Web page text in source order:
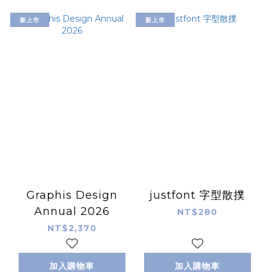
新上市
Graphis Design
Annual 2026
NT$2,370
加入購物車
新上市
justfont 字型散撲
NT$280
加入購物車